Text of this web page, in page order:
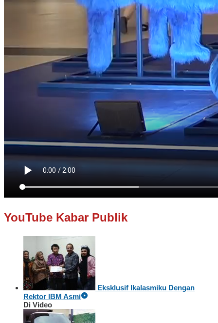
YouTube Kabar Publik
Eksklusif Ikalasmiku Dengan
Rektor IBM Asmi
Di Video